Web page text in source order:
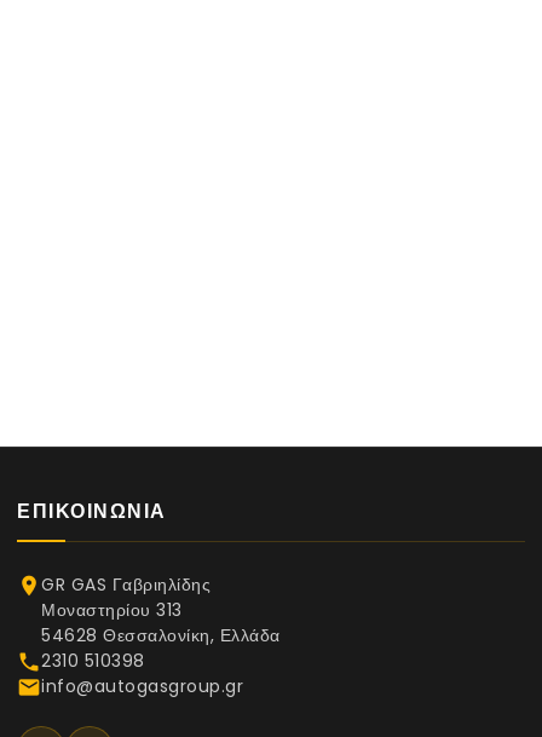
ΕΠΙΚΟΙΝΩΝΊΑ
place GR GAS Γαβριηλίδης
Μοναστηρίου 313
54628 Θεσσαλονίκη, Ελλάδα
phone2310 510398
emailinfo@autogasgroup.gr